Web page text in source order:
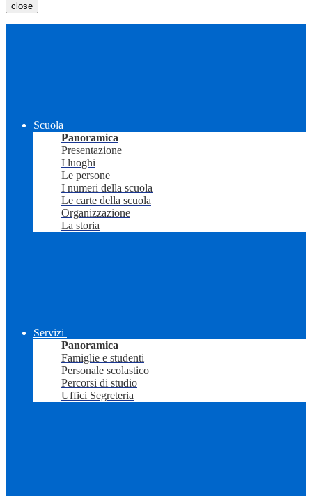
close
Scuola
Panoramica
Presentazione
I luoghi
Le persone
I numeri della scuola
Le carte della scuola
Organizzazione
La storia
Servizi
Panoramica
Famiglie e studenti
Personale scolastico
Percorsi di studio
Uffici Segreteria